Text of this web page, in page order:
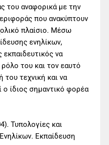
του αναφορικά με την
που ανακύπτουν
πλαίσιο. Μέσω
ενηλίκων,
να
του και τον εαυτό
του τεχνική και να
ο ίδιος σημαντικό φορέα
Τυπολογίες και
Εκπαίδευση